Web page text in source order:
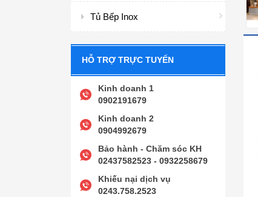
Tủ Bếp Inox
HỖ TRỢ TRỰC TUYẾN
Kinh doanh 1
0902191679
Kinh doanh 2
0904992679
Bảo hành - Chăm sóc KH
02437582523 - 0932258679
Khiếu nại dịch vụ
0243.758.2523